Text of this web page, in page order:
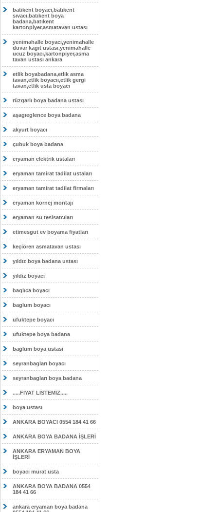
batıkent boyacı,batıkent
sıvacı,batıkent boya
badana,batıkent
kartonpiyer,asmatavan ustası
yenimahalle boyacı,yenimahalle
duvar kagıt ustası,yenimahalle
ucuz boyacı,kartonpiyer,asma
tavan ustası ankara
etlik boyabadana,etlik asma
tavan,etlik boyacıı,etlik gergi
tavan,etlik usta boyacı
rüzgarlı boya badana ustası
aşagıeglence boya badana
akyurt boyacı
çubuk boya badana
eryaman elektrik ustaları
eryaman tamirat tadilat ustaları
eryaman tamirat tadilat firmaları
eryaman kornej montajı
eryaman su tesisatcıları
etimesgut ev boyama fiyatları
keçiören asmatavan ustası
yıldız boya badana ustası
yıldız boyacı
baglıca boyacı
baglum boyacı
ufuktepe boyacı
ufuktepe boya badana
baglum boya ustası
seyranbagları boyacı
seyranbagları boya badana
.....FİYAT LİSTEMİZ.....
boya ustası
ANKARA BOYACI 0554 184 41 66
ANKARA BOYA BADANA İŞLERİ
ANKARA ERYAMAN BOYA
İŞLERİ
boyacı murat usta
ANKARA BOYA BADANA 0554
184 41 66
ankara eryaman boya badana